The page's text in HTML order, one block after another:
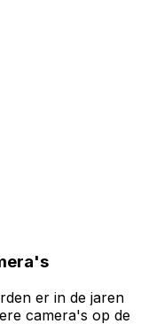
er in de jaren
camera's op de